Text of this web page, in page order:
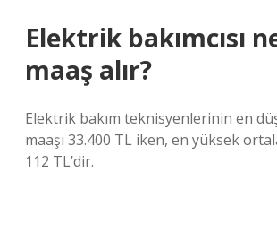
Elektrik bakımcısı
maaş alır?
Elektrik bakım teknisyenlerinin en
maaşı 33.400 TL iken, en yüksek
112 TL’dir.